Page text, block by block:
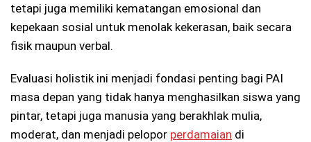
tetapi juga memiliki kematangan emosional dan
kepekaan sosial untuk menolak kekerasan, baik secara
fisik maupun verbal.
Evaluasi holistik ini menjadi fondasi penting bagi PAI
masa depan yang tidak hanya menghasilkan siswa yang
pintar, tetapi juga manusia yang berakhlak mulia,
moderat, dan menjadi pelopor perdamaian di